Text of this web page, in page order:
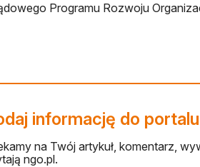
Programu Rozwoju
informację do
na Twój artykuł, komentarz,
ngo.pl.